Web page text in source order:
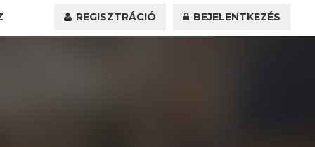
REGISZTRÁCIÓ BEJELENTKEZÉS